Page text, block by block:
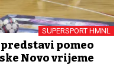
SUPERSPORT HMNL
pomeo
Novo vrijeme